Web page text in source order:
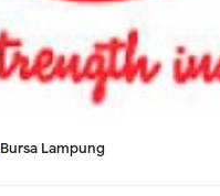
Bursa Lampung